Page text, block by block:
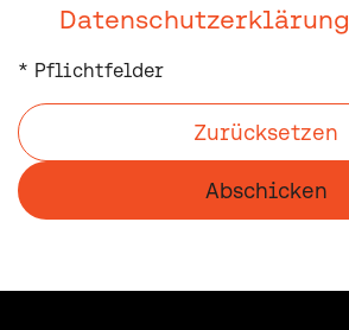
Datenschutzerklärung
* Pflichtfelder
Zurücksetzen
Abschicken